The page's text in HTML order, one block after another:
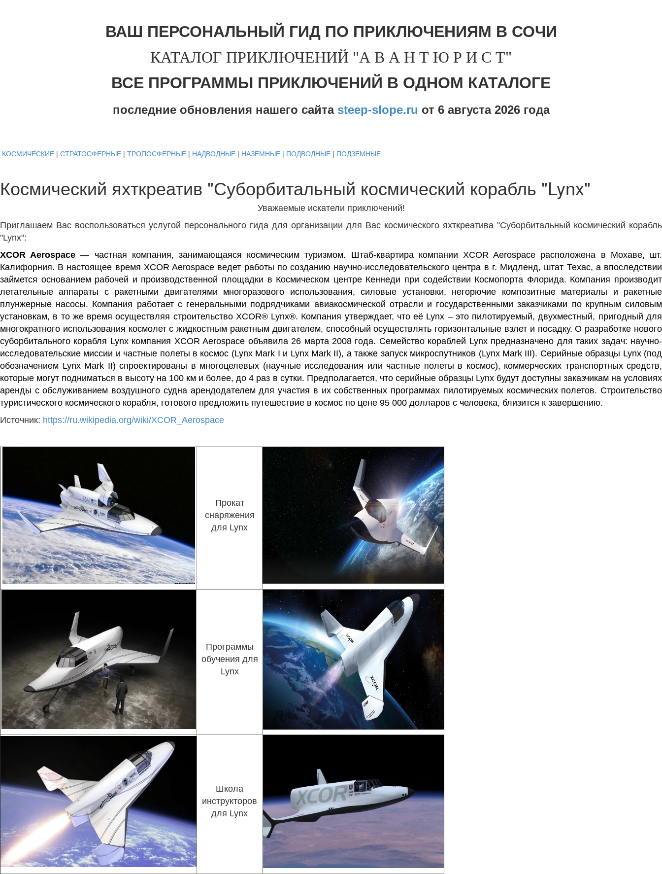
ВАШ ПЕРСОНАЛЬНЫЙ ГИД ПО ПРИКЛЮЧЕНИЯМ В СОЧИ
КАТАЛОГ ПРИКЛЮЧЕНИЙ "А В А Н Т Ю Р И С Т"
ВСЕ ПРОГРАММЫ ПРИКЛЮЧЕНИЙ В ОДНОМ КАТАЛОГЕ
последние обновления нашего сайта steep-slope.ru от 6 августа 2026 года
КОСМИЧЕСКИЕ | СТРАТОСФЕРНЫЕ | ТРОПОСФЕРНЫЕ | НАДВОДНЫЕ | НАЗЕМНЫЕ | ПОДВОДНЫЕ | ПОДЗЕМНЫЕ
Космический яхткреатив "Суборбитальный космический корабль "Lynx"
Уважаемые искатели приключений!
Приглашаем Вас воспользоваться услугой персонального гида для организации для Вас космического яхткреатива "Суборбитальный космический корабль
"Lynx":
XCOR Aerospace — частная компания, занимающаяся космическим туризмом. Штаб-квартира компании XCOR Aerospace расположена в Мохаве, шт.
Калифорния. В настоящее время XCOR Aerospace ведет работы по созданию научно-исследовательского центра в г. Мидленд, штат Техас, а впоследствии
займется основанием рабочей и производственной площадки в Космическом центре Кеннеди при содействии Космопорта Флорида. Компания производит
летательные аппараты с ракетными двигателями многоразового использования, силовые установки, негорючие композитные материалы и ракетные
плунжерные насосы. Компания работает с генеральными подрядчиками авиакосмической отрасли и государственными заказчиками по крупным силовым
установкам, в то же время осуществляя строительство XCOR® Lynx®. Компания утверждает, что её Lynx – это пилотируемый, двухместный, пригодный для
многократного использования космолет с жидкостным ракетным двигателем, способный осуществлять горизонтальные взлет и посадку.О разработке нового
суборбитального корабля Lynx компания XCOR Aerospace объявила 26 марта 2008 года. Семейство кораблей Lynx предназначено для таких задач: научно-
исследовательские миссии и частные полеты в космос (Lynx Mark I и Lynx Mark II), а также запуск микроспутников (Lynx Mark III). Серийные образцы Lynx (под
обозначением Lynx Mark II) спроектированы в многоцелевых (научные исследования или частные полеты в космос), коммерческих транспортных средств,
которые могут подниматься в высоту на 100 км и более, до 4 раз в сутки. Предполагается, что серийные образцы Lynx будут доступны заказчикам на условиях
аренды с обслуживанием воздушного судна арендодателем для участия в их собственных программах пилотируемых космических полетов. Строительство
туристического космического корабля, готового предложить путешествие в космос по цене 95 000 долларов с человека, близится к завершению.
Источник: https://ru.wikipedia.org/wiki/XCOR_Aerospace
Прокат
снаряжения
для Lynx
Программы
обучения для
Lynx
Школа
инструкторов
для Lynx